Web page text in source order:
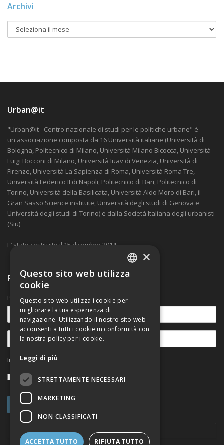
Archivi
Urban@it
"Urban@it - Centro nazionale di studi per le politiche urbane" è
un'associazione composta da 16 Università italiane (Università di
Bologna, Politecnico di Milano, Università Milano Bicocca, Università
Luigi Bocconi di Milano, Università Iuav di Venezia, Università di
Firenze, Università La Sapienza di Roma, Università Roma Tre,
Università Federico II di Napoli, Politecnico di Bari, Politecnico di
Torino, Università della Basilicata, Università Aldo Moro di Bari, il
Gran Sasso Science institute, Università degli studi di Genova e
Università degli studi di Torino) e dalla Società Italiana degli urbanisti
(Siu)
E’ stato costituito il 15 dicembre 2014.
Ricevi nostre comunicazioni
Per rimanere aggiornato sulle novità.
Informativa sul trattamento dei dati personali
Accetto
ITALIAN
×
Questo sito web utilizza
cookie
Questo sito web utilizza i cookie per
migliorare la tua esperienza di
navigazione. Utilizzando il nostro sito web
acconsenti a tutti i cookie in conformità con
la nostra policy per i cookie.
Leggi di più
STRETTAMENTE NECESSARI
MARKETING
NON CLASSIFICATI
ACCETTA TUTTO RIFIUTA TUTTO